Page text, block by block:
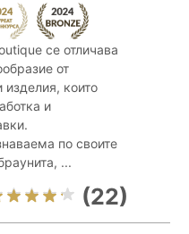
се отличава
от
изделия, които
и
по своите
...
(22)